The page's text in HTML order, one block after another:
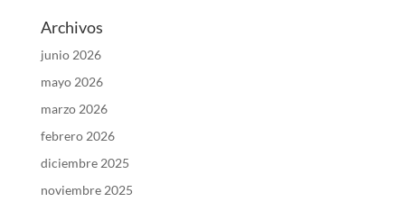
Archivos
junio 2026
mayo 2026
marzo 2026
febrero 2026
diciembre 2025
noviembre 2025